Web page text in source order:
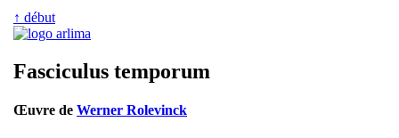
↑ début
Fasciculus temporum
Œuvre de Werner Rolevinck